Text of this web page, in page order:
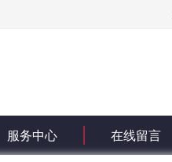
服务中心 在线留言